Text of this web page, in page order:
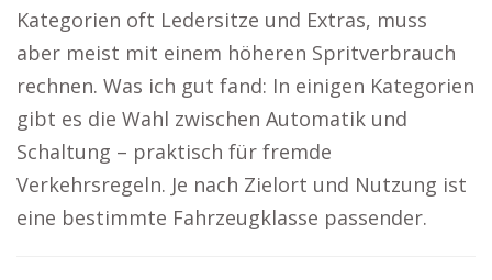
Kategorien oft Ledersitze und Extras, muss
aber meist mit einem höheren Spritverbrauch
rechnen. Was ich gut fand: In einigen Kategorien
gibt es die Wahl zwischen Automatik und
Schaltung – praktisch für fremde
Verkehrsregeln. Je nach Zielort und Nutzung ist
eine bestimmte Fahrzeugklasse passender.